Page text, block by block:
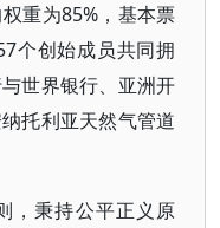
重为85%，基本票
个创始成员共同拥
世界银行、亚洲开
托利亚天然气管道
，秉持公平正义原